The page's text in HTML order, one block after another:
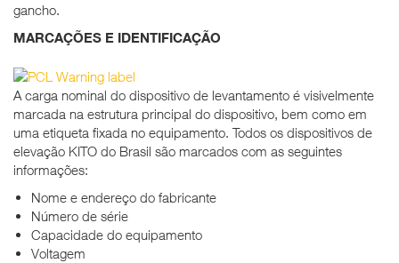
gancho.
MARCAÇÕES E IDENTIFICAÇÃO
A carga nominal do dispositivo de levantamento é visivelmente
marcada na estrutura principal do dispositivo, bem como em
uma etiqueta fixada no equipamento. Todos os dispositivos de
elevação KITO do Brasil são marcados com as seguintes
informações:
Nome e endereço do fabricante
Número de série
Capacidade do equipamento
Voltagem